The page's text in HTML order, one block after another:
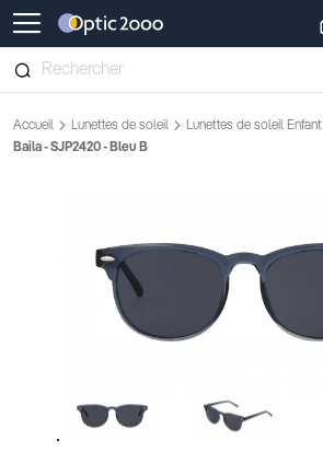
Retour vers la page d'accueil
Accueil Lunettes de soleil Lunettes de soleil Enfant
Baila - SJP2420 - Bleu B